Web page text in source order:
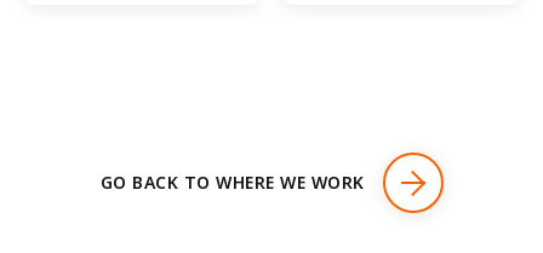
GO BACK TO WHERE WE WORK